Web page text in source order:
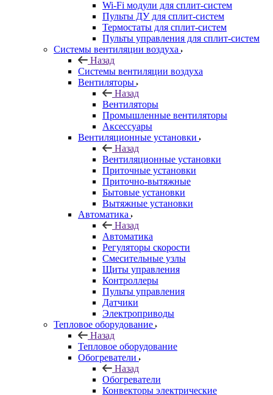
Wi-Fi модули для сплит-систем
Пульты ДУ для сплит-систем
Термостаты для сплит-систем
Пульты управления для сплит-систем
Системы вентиляции воздуха
Назад
Системы вентиляции воздуха
Вентиляторы
Назад
Вентиляторы
Промышленные вентиляторы
Аксессуары
Вентиляционные установки
Назад
Вентиляционные установки
Приточные установки
Приточно-вытяжные
Бытовые установки
Вытяжные установки
Автоматика
Назад
Автоматика
Регуляторы скорости
Смесительные узлы
Щиты управления
Контроллеры
Пульты управления
Датчики
Электроприводы
Тепловое оборудование
Назад
Тепловое оборудование
Обогреватели
Назад
Обогреватели
Конвекторы электрические